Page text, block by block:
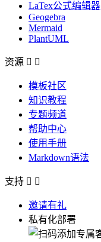
LaTex公式编辑器
Geogebra
Mermaid
PlantUML
资源  
模板社区
知识教程
专题频道
帮助中心
使用手册
Markdown语法
支持  
邀请有礼
私有化部署